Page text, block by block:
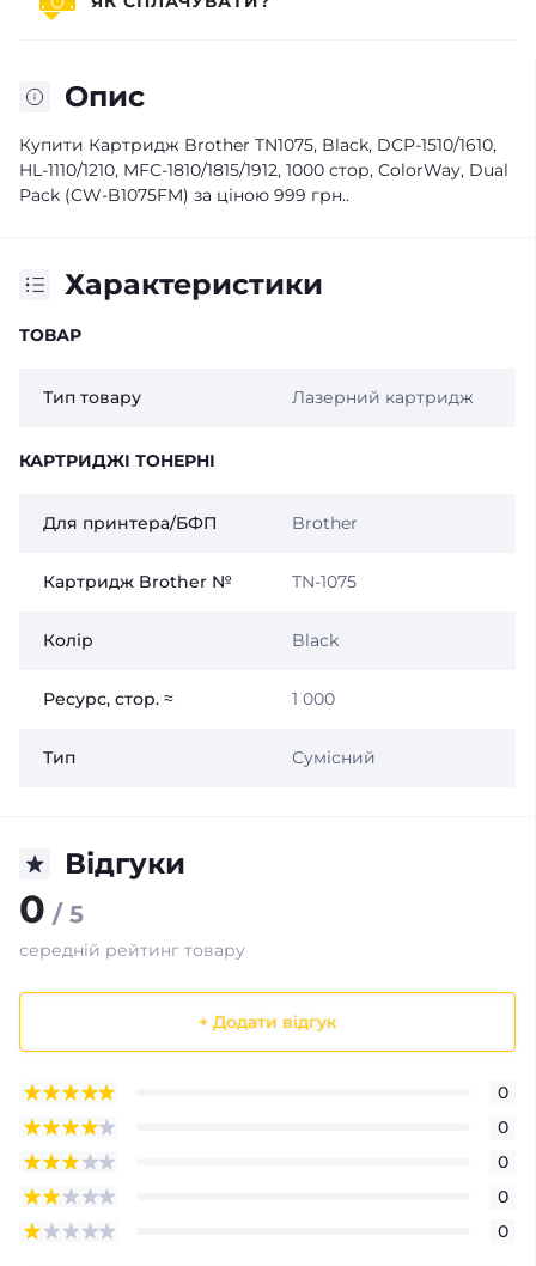
Опис
Купити Картридж Brother TN1075, Black, DCP-1510/1610,
HL-1110/1210, MFC-1810/1815/1912, 1000 стор, ColorWay, Dual
Pack (CW-B1075FM) за ціною 999 грн..
Характеристики
ТОВАР
Тип товару Лазерний картридж
КАРТРИДЖІ ТОНЕРНІ
Для принтера/БФП Brother
Картридж Brother № TN-1075
Колір Black
Ресурс, стор. ≈ 1 000
Тип Сумісний
Відгуки
0 / 5
середній рейтинг товару
+ Додати відгук
0
0
0
0
0